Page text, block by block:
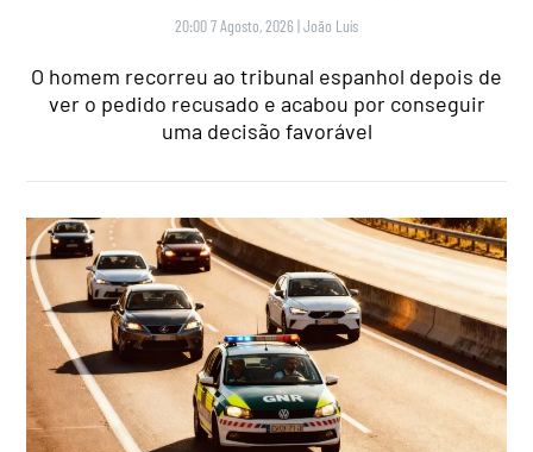
20:00 7 Agosto, 2026 |João Luís
O homem recorreu ao tribunal espanhol depois de
ver o pedido recusado e acabou por conseguir
uma decisão favorável